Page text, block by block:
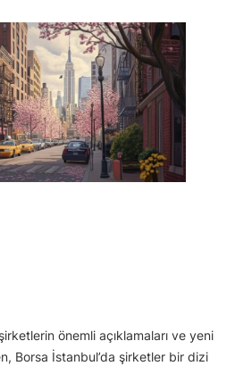
önemli açıklamaları ve yeni
Borsa İstanbul’da şirketler bir dizi